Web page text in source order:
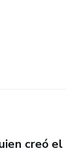
impecable que
los sentidos de
nivel!
creó el